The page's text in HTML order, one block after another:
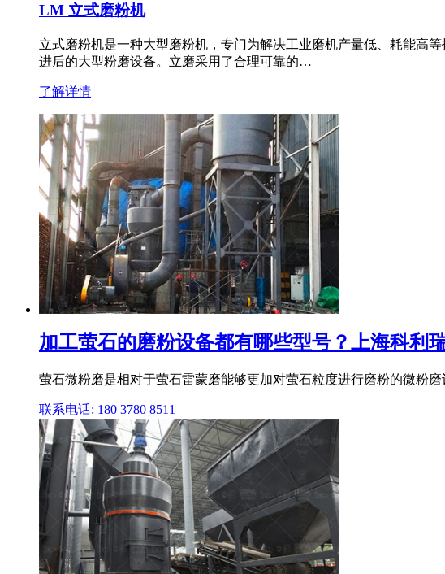
LM 立式磨粉机
立式磨粉机是一种大型磨粉机，专门为解决工业磨机产量低、耗能高
进后的大型粉磨设备。立磨采用了合理可靠的…
了解详情
加工萤石的磨粉设备都有哪些型号？上海科利
萤石微粉磨是相对于萤石雷蒙磨能够更加对萤石粒度进行磨粉的微粉
联系电话: 180 3780 8511